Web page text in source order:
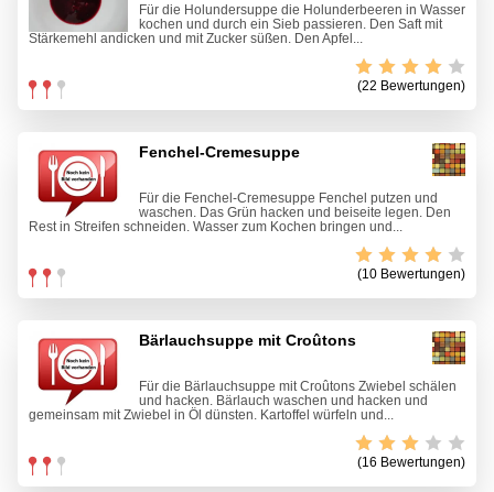
Für die Holundersuppe die Holunderbeeren in Wasser
kochen und durch ein Sieb passieren. Den Saft mit
Stärkemehl andicken und mit Zucker süßen. Den Apfel...
(22 Bewertungen)
Fenchel-Cremesuppe
Für die Fenchel-Cremesuppe Fenchel putzen und
waschen. Das Grün hacken und beiseite legen. Den
Rest in Streifen schneiden. Wasser zum Kochen bringen und...
(10 Bewertungen)
Bärlauchsuppe mit Croûtons
Für die Bärlauchsuppe mit Croûtons Zwiebel schälen
und hacken. Bärlauch waschen und hacken und
gemeinsam mit Zwiebel in Öl dünsten. Kartoffel würfeln und...
(16 Bewertungen)